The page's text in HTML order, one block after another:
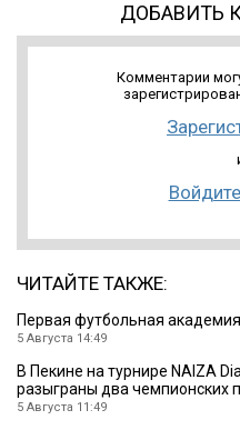
ДОБАВИТЬ
Комментарии
ЧИТАЙТЕ ТАКЖЕ:
Первая футбольная
5 Августа 14:49
В Пекине на турнире NAIZA
разыграны два чемпионских
5 Августа 11:49